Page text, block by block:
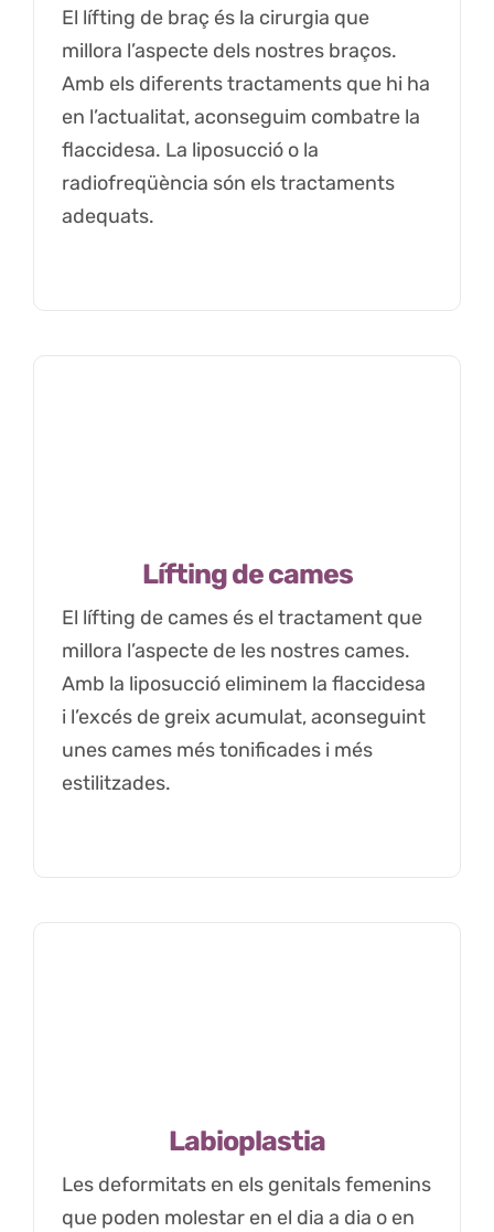
El lífting de braç és la cirurgia que
millora l’aspecte dels nostres braços.
Amb els diferents tractaments que hi ha
en l’actualitat, aconseguim combatre la
flaccidesa. La liposucció o la
radiofreqüència són els tractaments
adequats.
Lífting de cames
El lífting de cames és el tractament que
millora l’aspecte de les nostres cames.
Amb la liposucció eliminem la flaccidesa
i l’excés de greix acumulat, aconseguint
unes cames més tonificades i més
estilitzades.
Labioplastia
Les deformitats en els genitals femenins
que poden molestar en el dia a dia o en